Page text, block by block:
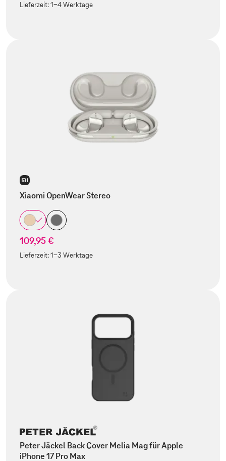
Lieferzeit:1-4 Werktage
Xiaomi OpenWear Stereo
109,95 €
Lieferzeit:1-3 Werktage
Peter Jäckel Back Cover Melia Mag für Apple
iPhone 17 Pro Max